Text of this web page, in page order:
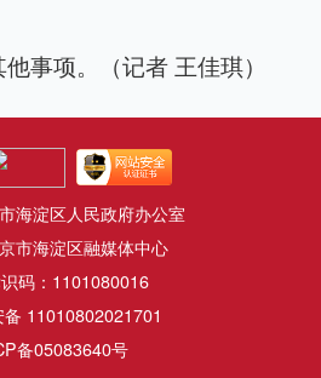
项。（记者 王佳琪）
海淀区人民政府办公室
市海淀区融媒体中心
码：1101080016
11010802021701
备05083640号